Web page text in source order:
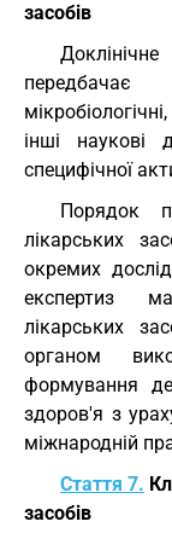
засобів
передбачає
інші наукові
специфічної
Порядок
лікарських
окремих
експертиз
лікарських
органом
формування
здоров'я з
міжнародній
Стаття 7.
засобів